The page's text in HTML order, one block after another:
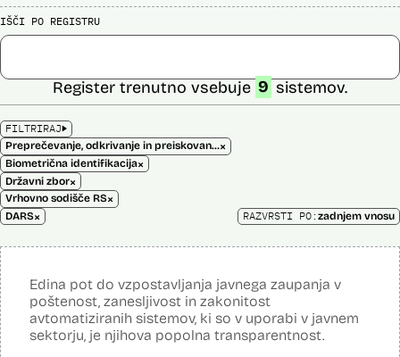
IŠČI PO REGISTRU
FILTRIRAJ
Preprečevanje, odkrivanje in preiskovanje kaznivih dejanj×
Biometrična identifikacija×
Državni zbor×
Vrhovno sodišče RS×
DARS×
Register trenutno vsebuje 9 sistemov.
RAZVRSTI PO:zadnjem vnosu
Edina pot do vzpostavljanja javnega zaupanja v
poštenost, zanesljivost in zakonitost
avtomatiziranih sistemov, ki so v uporabi v javnem
sektorju, je njihova popolna transparentnost.